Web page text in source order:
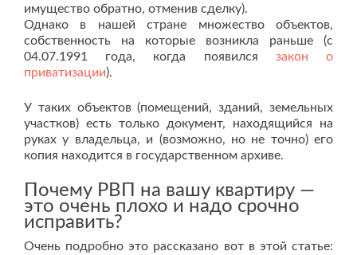
имущество обратно, отменив сделку).
Однако в нашей стране множество объектов,
собственность на которые возникла раньше (с
04.07.1991 года, когда появился закон о
приватизации).
У таких объектов (помещений, зданий, земельных
участков) есть только документ, находящийся на
руках у владельца, и (возможно, но не точно) его
копия находится в государственном архиве.
Почему РВП на вашу квартиру —
это очень плохо и надо срочно
исправить?
Очень подробно это рассказано вот в этой статье: